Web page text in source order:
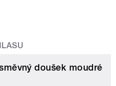
doušek moudré